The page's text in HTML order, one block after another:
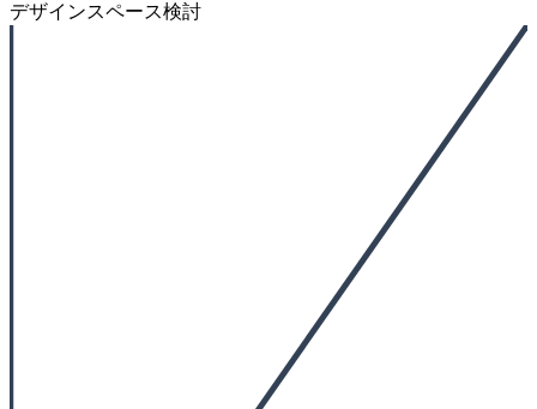
デザインスペース検討